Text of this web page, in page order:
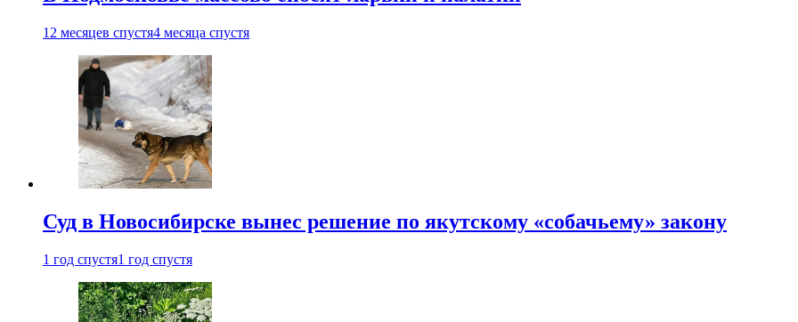
12 месяцев спустя4 месяца спустя
Суд в Новосибирске вынес решение по якутскому «собачьему» закону
1 год спустя1 год спустя